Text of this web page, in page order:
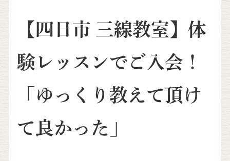
【四日市 三線教室】体
験レッスンでご入会！
「ゆっくり教えて頂け
て良かった」